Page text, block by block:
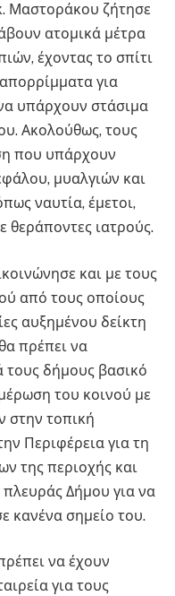
Μαστοράκου ζήτησε
ατομικά μέτρα
έχοντας το σπίτι
για
υπάρχουν στάσιμα
Ακολούθως, τους
που υπάρχουν
μυαλγιών και
ναυτία, έμετοι,
θεράποντες ιατρούς.
και με τους
από τους οποίους
αυξημένου δείκτη
πρέπει να
τους δήμους βασικό
του κοινού με
στην τοπική
Περιφέρεια για τη
της περιοχής και
Δήμου για να
κανένα σημείο του.
να έχουν
για τους